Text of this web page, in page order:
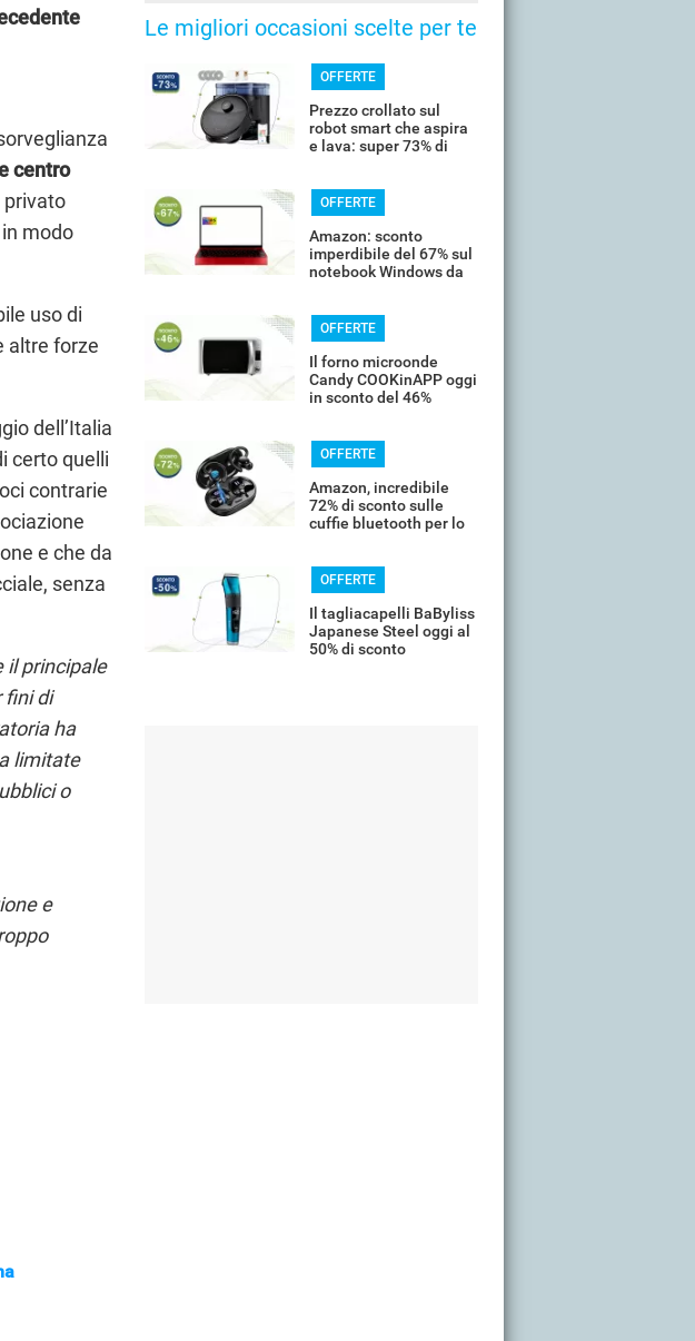
centro
privato
modo
uso di
altre forze
dell’Italia
certo quelli
contrarie
e che da
senza
il principale
fini di
ha
limitate
o
e
Le migliori occasioni scelte per te
OFFERTE
Prezzo crollato sul
robot smart che aspira
e lava: super 73% di
OFFERTE
Amazon: sconto
imperdibile del 67% sul
notebook Windows da
OFFERTE
Il forno microonde
Candy COOKinAPP oggi
in sconto del 46%
OFFERTE
Amazon, incredibile
72% di sconto sulle
cuffie bluetooth per lo
OFFERTE
Il tagliacapelli BaByliss
Japanese Steel oggi al
50% di sconto